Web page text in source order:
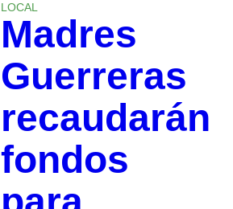
LOCAL
Madres
Guerreras
recaudarán
fondos